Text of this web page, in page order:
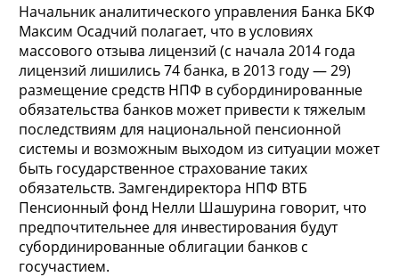
Начальник аналитического управления Банка БКФ
Максим Осадчий полагает, что в условиях
массового отзыва лицензий (с начала 2014 года
лицензий лишились 74 банка, в 2013 году — 29)
размещение средств НПФ в субординированные
обязательства банков может привести к тяжелым
последствиям для национальной пенсионной
системы и возможным выходом из ситуации может
быть государственное страхование таких
обязательств. Замгендиректора НПФ ВТБ
Пенсионный фонд Нелли Шашурина говорит, что
предпочтительнее для инвестирования будут
субординированные облигации банков с
госучастием.